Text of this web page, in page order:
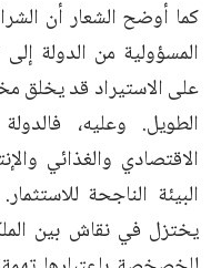
كما أوضح الشعار أن
المسؤولية من الدولة إلى
على الاستيراد قد يخلق
الطويل. وعليه،
الاقتصادي والغذائي
البيئة الناجحة
يختزل في نقاش بين